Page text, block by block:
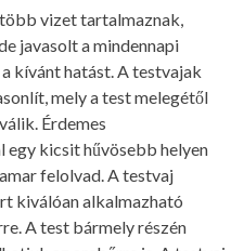
vizet tartalmaznak,
javasolt a mindennapi
kívánt hatást. A testvajak
mely a test melegétől
Érdemes
egy kicsit hűvösebb helyen
felolvad. A testvaj
kiválóan alkalmazható
A test bármely részén